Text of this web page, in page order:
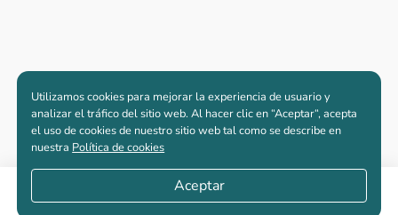
Compartir
Apartamentos nuevos
Utilizamos cookies para mejorar la experiencia de usuario y
analizar el tráfico del sitio web. Al hacer clic en “Aceptar“, acepta
el uso de cookies de nuestro sitio web tal como se describe en
nuestra Política de cookies
Aceptar